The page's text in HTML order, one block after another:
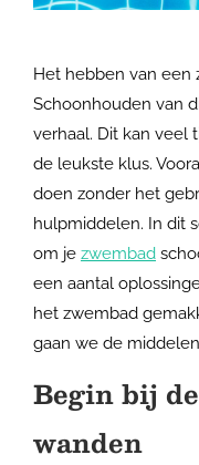
Het hebben van een
Schoonhouden van
verhaal. Dit kan veel
de leukste klus.
doen zonder het
hulpmiddelen. In dit
om je zwembad
een aantal
het zwembad
gaan we de
Begin bij
wanden